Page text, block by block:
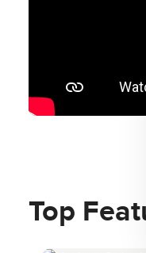
Top